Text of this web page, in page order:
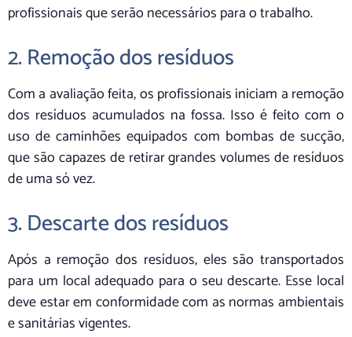
profissionais que serão necessários para o trabalho.
2. Remoção dos resíduos
Com a avaliação feita, os profissionais iniciam a remoção
dos resíduos acumulados na fossa. Isso é feito com o
uso de caminhões equipados com bombas de sucção,
que são capazes de retirar grandes volumes de resíduos
de uma só vez.
3. Descarte dos resíduos
Após a remoção dos resíduos, eles são transportados
para um local adequado para o seu descarte. Esse local
deve estar em conformidade com as normas ambientais
e sanitárias vigentes.